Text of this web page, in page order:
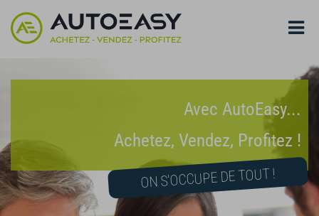
Avec AutoEasy...
Achetez, Vendez, Profitez !
ON S'OCCUPE DE TOUT !